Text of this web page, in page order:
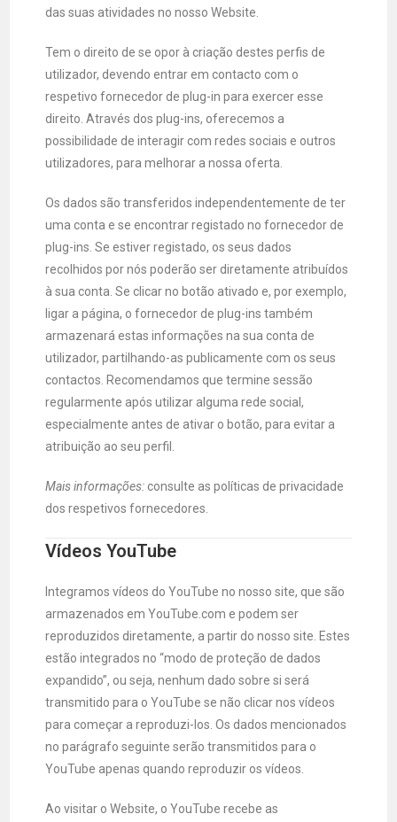
das suas atividades no nosso Website.
Tem o direito de se opor à criação destes perfis de
utilizador, devendo entrar em contacto com o
respetivo fornecedor de plug-in para exercer esse
direito. Através dos plug-ins, oferecemos a
possibilidade de interagir com redes sociais e outros
utilizadores, para melhorar a nossa oferta.
Os dados são transferidos independentemente de ter
uma conta e se encontrar registado no fornecedor de
plug-ins. Se estiver registado, os seus dados
recolhidos por nós poderão ser diretamente atribuídos
à sua conta. Se clicar no botão ativado e, por exemplo,
ligar a página, o fornecedor de plug-ins também
armazenará estas informações na sua conta de
utilizador, partilhando-as publicamente com os seus
contactos. Recomendamos que termine sessão
regularmente após utilizar alguma rede social,
especialmente antes de ativar o botão, para evitar a
atribuição ao seu perfil.
Mais informações: consulte as políticas de privacidade
dos respetivos fornecedores.
Vídeos YouTube
Integramos vídeos do YouTube no nosso site, que são
armazenados em YouTube.com e podem ser
reproduzidos diretamente, a partir do nosso site. Estes
estão integrados no “modo de proteção de dados
expandido”, ou seja, nenhum dado sobre si será
transmitido para o YouTube se não clicar nos vídeos
para começar a reproduzi-los. Os dados mencionados
no parágrafo seguinte serão transmitidos para o
YouTube apenas quando reproduzir os vídeos.
Ao visitar o Website, o YouTube recebe as